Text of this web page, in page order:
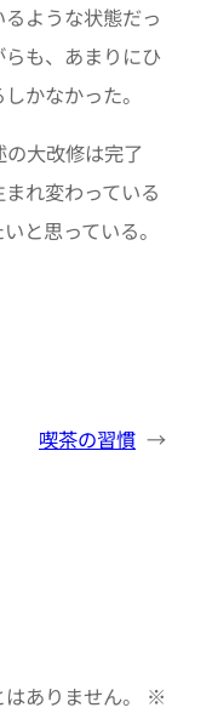
ような状態だっ
も、あまりにひ
かなかった。
の大改修は完了
れ変わっている
と思っている。
喫茶の習慣 →
ありません。
※